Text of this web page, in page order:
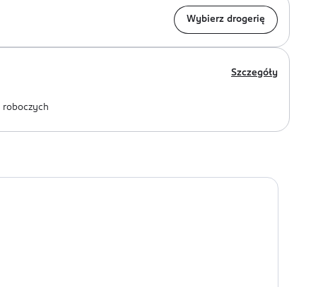
Wybierz drogerię
Szczegóły
roboczych